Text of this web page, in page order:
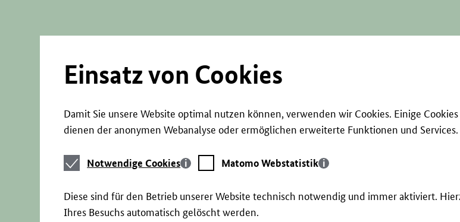
Einsatz von Cookies
Damit Sie unsere Website optimal nutzen können, verwenden wir Cookies. Einige
dienen der anonymen Webanalyse oder ermöglichen erweiterte Funktionen und Services.
Notwendige
Cookies
Notwendige Cookies
Matomo
Webstatistik
Matomo Webstatistik
Diese sind für den Betrieb unserer Website technisch notwendig und immer aktiviert.
Ihres Besuchs automatisch gelöscht werden.